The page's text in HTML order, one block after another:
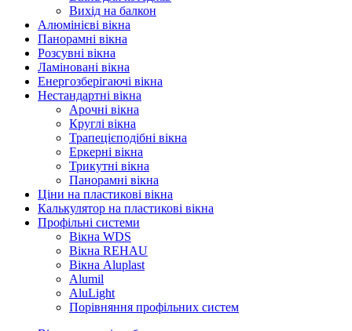
Вихід на балкон
Алюмінієві вікна
Панорамні вікна
Розсувні вікна
Ламіновані вікна
Енергозберігаючі вікна
Нестандартні вікна
Арочні вікна
Круглі вікна
Трапецієподібні вікна
Еркерні вікна
Трикутні вікна
Панорамні вікна
Ціни на пластикові вікна
Калькулятор на пластикові вікна
Профільні системи
Вікна WDS
Вікна REHAU
Вікна Aluplast
Alumil
AluLight
Порівняння профільних систем